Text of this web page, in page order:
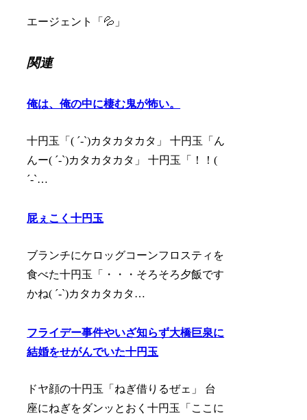
エージェント「💦」
関連
俺は、俺の中に棲む鬼が怖い。
十円玉「( ´-`)カタカタカタ」 十円玉「ん
んー( ´-`)カタカタカタ」 十円玉「！！(
´-`…
屁ぇこく十円玉
ブランチにケロッグコーンフロスティを
食べた十円玉「・・・そろそろ夕飯です
かね( ´-`)カタカタカタ…
フライデー事件やいざ知らず大橋巨泉に
結婚をせがんでいた十円玉
ドヤ顔の十円玉「ねぎ借りるぜェ」 台
座にねぎをダンッとおく十円玉「ここに